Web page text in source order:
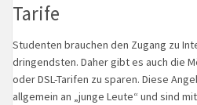
Tarife
Studenten brauchen den Zugang zu
dringendsten. Daher gibt es auch die
oder DSL-Tarifen zu sparen. Diese
allgemein an „junge Leute“ und sind